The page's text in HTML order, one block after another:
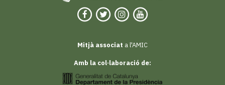
Mitjà associat a l'AMIC
Amb la col·laboració de: